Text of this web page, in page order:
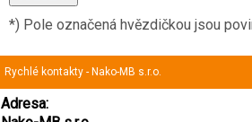
*) Pole označená hvězdičkou jsou
Rychlé kontakty - Nako-MB s.r.o.
Adresa: